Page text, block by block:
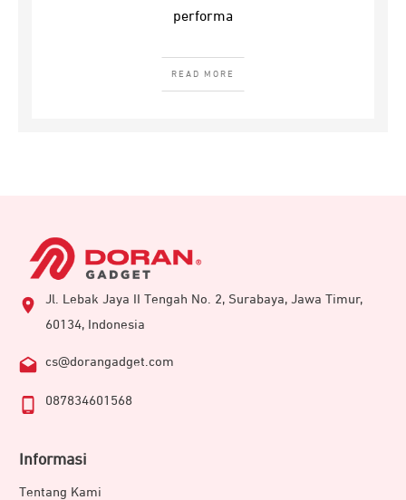
performa
READ MORE
Jl. Lebak Jaya II Tengah No. 2, Surabaya, Jawa Timur,
60134, Indonesia
cs@dorangadget.com
087834601568
Informasi
Tentang Kami